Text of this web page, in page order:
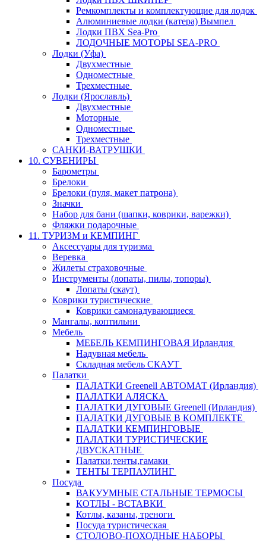
Ремкомплекты и комплектующие для лодок
Алюминиевые лодки (катера) Вымпел
Лодки ПВХ Sea-Pro
ЛОДОЧНЫЕ МОТОРЫ SEA-PRO
Лодки (Уфа)
Двухместные
Одноместные
Трехместные
Лодки (Ярославль)
Двухместные
Моторные
Одноместные
Трехместные
САНКИ-ВАТРУШКИ
10. СУВЕНИРЫ
Барометры
Брелоки
Брелоки (пуля, макет патрона)
Значки
Набор для бани (шапки, коврики, варежки)
Фляжки подарочные
11. ТУРИЗМ и КЕМПИНГ
Аксессуары для туризма
Веревка
Жилеты страховочные
Инструменты (лопаты, пилы, топоры)
Лопаты (скаут)
Коврики туристические
Коврики самонадувающиеся
Мангалы, коптильни
Мебель
МЕБЕЛЬ КЕМПИНГОВАЯ Ирландия
Надувная мебель
Складная мебель СКАУТ
Палатки
ПАЛАТКИ Greenell АВТОМАТ (Ирландия)
ПАЛАТКИ АЛЯСКА
ПАЛАТКИ ДУГОВЫЕ Greenell (Ирландия)
ПАЛАТКИ ДУГОВЫЕ В КОМПЛЕКТЕ
ПАЛАТКИ КЕМПИНГОВЫЕ
ПАЛАТКИ ТУРИСТИЧЕСКИЕ
ДВУСКАТНЫЕ
Палатки,тенты,гамаки
ТЕНТЫ ТЕРПАУЛИНГ
Посуда
ВАКУУМНЫЕ СТАЛЬНЫЕ ТЕРМОСЫ
КОТЛЫ - ВСТАВКИ
Котлы, казаны, треноги
Посуда туристическая
СТОЛОВО-ПОХОДНЫЕ НАБОРЫ